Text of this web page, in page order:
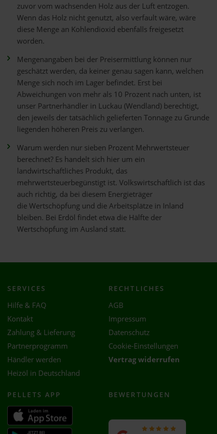
zuvor vom wachsenden Holz aus der Luft entzogen.
Wenn das Holz nicht genutzt, also verfault wäre, wäre
diese Menge an Kohlendioxid ebenfalls freigesetzt
worden.
Mengenangaben bei der Preisermittlung können nur
geschätzt werden, da keiner genau sagen kann, welchen
Menge sich noch im Lager befindet. Erst bei
Abweichungen von mehr als 10 Prozent nach unten, ist
unser Partnerhändler in Luckau (Wendland) berechtigt,
den jeweils der tatsächlich gelieferten Tonnage zu Grunde
liegenden höheren Preis zu verlangen.
Warum werden nur sieben Prozent Mehrwertsteuer
berechnet? Es handelt sich hier um ein
landwirtschaftliches Produkt, das
mehrwertsteuerbegünstigt ist. Volkswirtschaftlich ist das
auch richtig, da bei diesem Energieträger
die Wertschöpfung und die Arbeitsplätze in Inland
bleiben. Bei Erdöl findet etwa die Hälfte der
Wertschöpfung im Ausland statt.
SERVICES
Hilfe & FAQ
Kontakt
Zahlung & Lieferung
Partnerprogramm
Händler werden
Heizöl in Deutschland
RECHTLICHES
AGB
Impressum
Datenschutz
Cookie-Einstellungen
Vertrag widerrufen
PELLETS APP BEWERTUNGEN